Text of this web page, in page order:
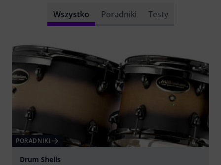
Wszystko Poradniki Testy
PORADNIKI
Drum Shells